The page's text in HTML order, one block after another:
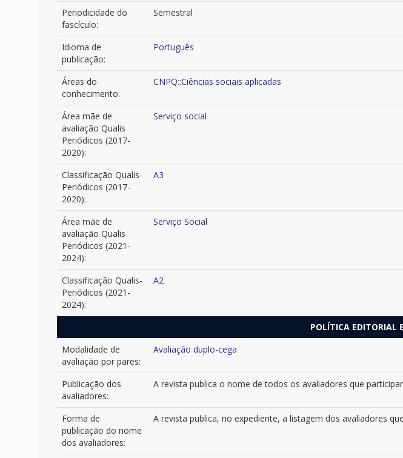
Periodicidade do
fascículo:
Semestral
Idioma de
publicação:
Português
Áreas do
conhecimento:
CNPQ::Ciências sociais aplicadas
Área mãe de
avaliação Qualis
Periódicos (2017-
2020):
Serviço social
Classificação Qualis-
Periódicos (2017-
2020):
A3
Área mãe de
avaliação Qualis
Periódicos (2021-
2024):
Serviço Social
Classificação Qualis-
Periódicos (2021-
2024):
A2
POLÍTICA EDITORIAL
Modalidade de
avaliação por pares:
Avaliação duplo-cega
Publicação dos
avaliadores:
A revista publica o nome de todos os avaliadores que
Forma de
publicação do nome
dos avaliadores:
A revista publica, no expediente, a listagem dos avaliadores